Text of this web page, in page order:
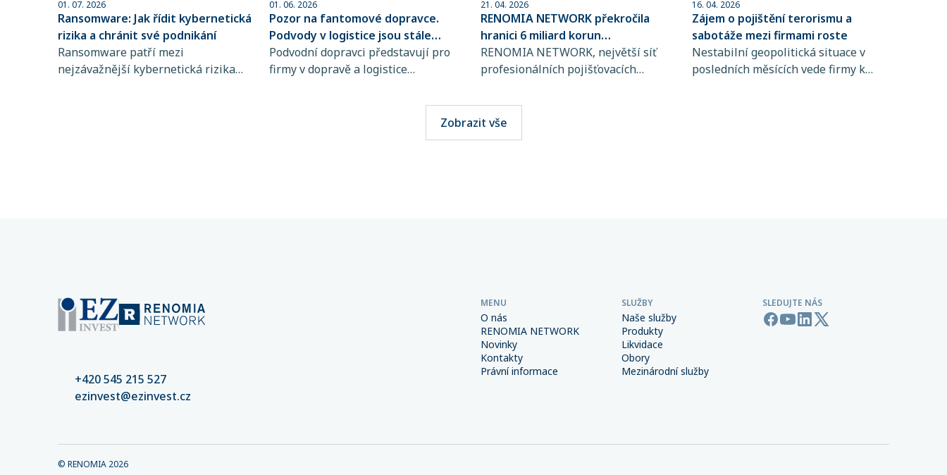
01. 07. 2026
Ransomware: Jak řídit kybernetická
rizika a chránit své podnikání
Ransomware patří mezi
nejzávažnější kybernetická rizika
01. 06. 2026
Pozor na fantomové dopravce.
Podvody v logistice jsou stále
sofistikovanější
Podvodní dopravci představují pro
firmy v dopravě a logistice
praktiky jsou totiž stále obtížněji
rozpoznatelné. Přitom stačí jediná
chyba při výběru přepravce a škody
21. 04. 2026
RENOMIA NETWORK překročila
hranici 6 miliard korun
spravovaného pojistného
RENOMIA NETWORK, největší síť
profesionálních pojišťovacích
RENOMIA GROUP, dosáhla
významného milníku. Hodnota
pojistného, které svým klientům
16. 04. 2026
Zájem o pojištění terorismu a
sabotáže mezi firmami roste
Nestabilní geopolitická situace v
posledních měsících vede firmy k
Zobrazit vše
+420 545 215 527
ezinvest@ezinvest.cz
MENU
O nás
RENOMIA NETWORK
Novinky
Kontakty
Právní informace
SLUŽBY
Naše služby
Produkty
Likvidace
Obory
Mezinárodní služby
SLEDUJTE NÁS
© RENOMIA 2026